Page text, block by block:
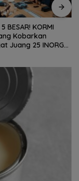
BESAR! KORMI
Kobarkan
Juang 25 INORGA